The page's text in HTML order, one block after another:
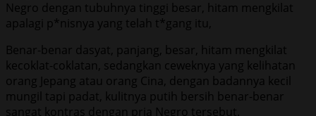
Negro dengan tubuhnya tinggi besar, hitam mengkilat
apalagi p*nisnya yang telah t*gang itu,
Benar-benar dasyat, panjang, besar, hitam mengkilat
kecoklat-coklatan, sedangkan ceweknya yang kelihatan
orang Jepang atau orang Cina, dengan badannya kecil
mungil tapi padat, kulitnya putih bersih benar-benar
sangat kontras dengan pria Negro tersebut.